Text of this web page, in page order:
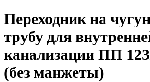
Переходник на
трубу для
канализации ПП
(без манжеты)